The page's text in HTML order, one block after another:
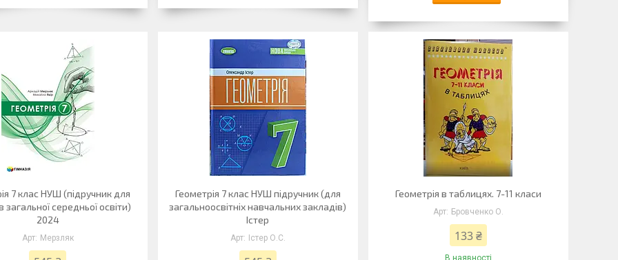
7 клас НУШ (підручник для
загальної середньої освіти)
2024
Мерзляк
Геометрія 7 клас НУШ підручник (для
загальноосвітніх навчальних закладів)
Істер
Істер О.С.
Геометрія в таблицях. 7-11 класи
Бровченко О.
133 ₴
В наявності